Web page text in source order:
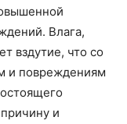
Влага,
вздутие, что со
и повреждениям
и